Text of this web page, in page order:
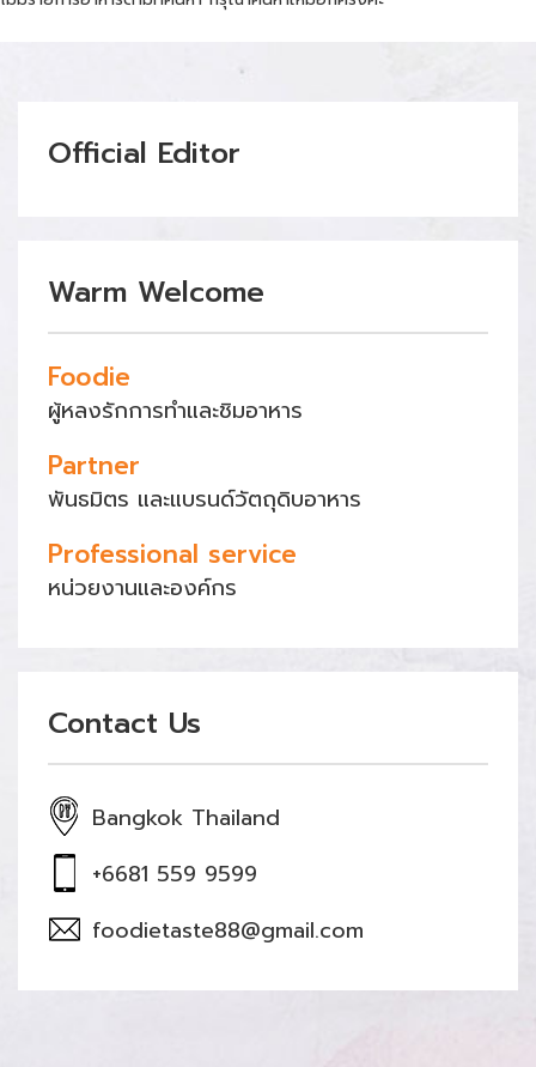
Official Editor
Warm Welcome
Foodie
ผู้หลงรักการทำและชิมอาหาร
Partner
พันธมิตร และแบรนด์วัตถุดิบอาหาร
Professional service
หน่วยงานและองค์กร
Contact Us
Bangkok Thailand
+6681 559 9599
foodietaste88@gmail.com